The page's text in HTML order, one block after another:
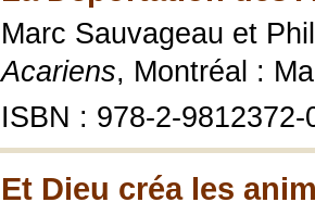
Marc Sauvageau et
Acariens, Montréal :
ISBN : 978-2-9812372-
Et Dieu créa les